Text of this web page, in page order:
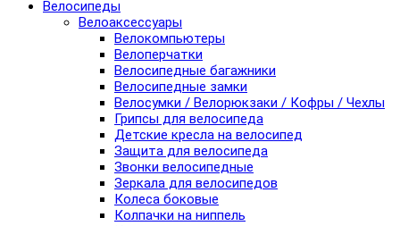
Велосипеды
Велоаксессуары
Велокомпьютеры
Велоперчатки
Велосипедные багажники
Велосипедные замки
Велосумки / Велорюкзаки / Кофры / Чехлы
Грипсы для велосипеда
Детские кресла на велосипед
Защита для велосипеда
Звонки велосипедные
Зеркала для велосипедов
Колеса боковые
Колпачки на ниппель